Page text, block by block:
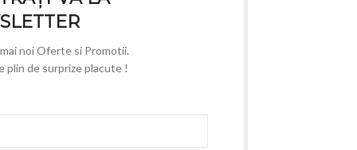
noi Oferte si Promotii.
plin de surprize placute !